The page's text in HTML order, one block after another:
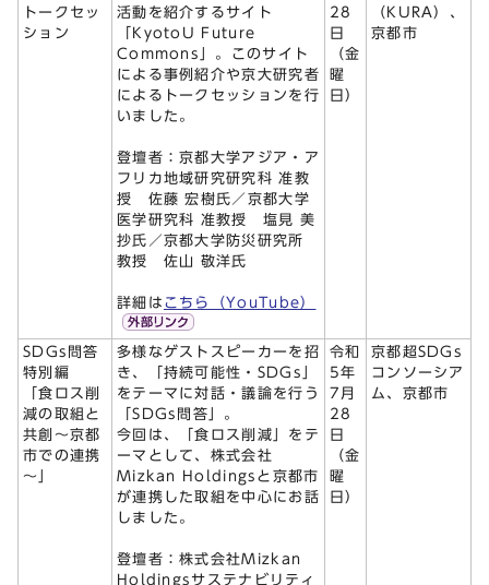
トークセッ
ション
活動を紹介するサイト
「KyotoU Future
Commons」。このサイト
による事例紹介や京大研究者
によるトークセッションを行
いました。
登壇者：京都大学アジア・ア
フリカ地域研究研究科 准教
授 佐藤 宏樹氏／京都大学
医学研究科 准教授 塩見 美
抄氏／京都大学防災研究所
教授 佐山 敬洋氏
詳細は こちら（YouTube）
28
日
（金
曜
日）
（KURA）、
京都市
SDGs問答
特別編
「食ロス削
減の取組と
共創～京都
市での連携
～」
多様なゲストスピーカーを招
き、「持続可能性・SDGs」
をテーマに対話・議論を行う
「SDGs問答」。
今回は、「食ロス削減」をテ
ーマとして、株式会社
Mizkan Holdingsと京都市
が連携した取組を中心にお話
しました。
登壇者：株式会社Mizkan
Holdingsサステナビリティ
令和
5年
7月
28
日
（金
曜
日）
京都超SDGs
コンソーシア
ム、京都市